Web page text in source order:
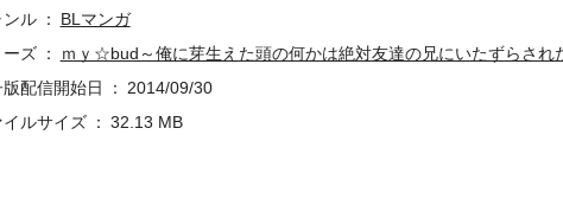
ンル
BLマンガ
ーズ
ｍｙ☆bud～俺に芽生えた頭の何かは絶対友達の兄にいたずらされ
版配信開始日
2014/09/30
イルサイズ
32.13 MB